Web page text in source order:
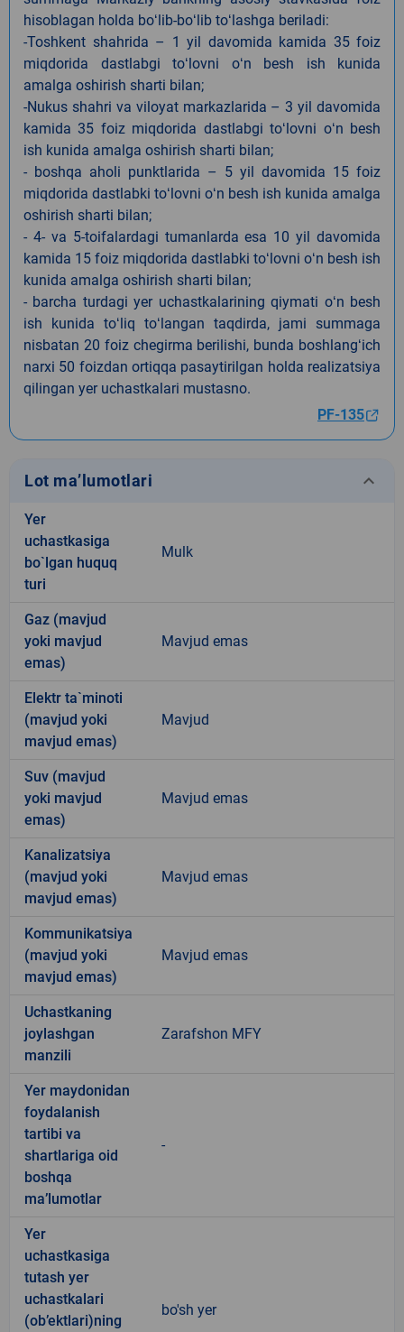
hisoblagan holda boʻlib-boʻlib toʻlashga beriladi:
-Toshkent shahrida – 1 yil davomida kamida 35 foiz
miqdorida dastlabgi toʻlovni oʻn besh ish kunida
amalga oshirish sharti bilan;
-Nukus shahri va viloyat markazlarida – 3 yil davomida
kamida 35 foiz miqdorida dastlabgi toʻlovni oʻn besh
ish kunida amalga oshirish sharti bilan;
- boshqa aholi punktlarida – 5 yil davomida 15 foiz
miqdorida dastlabki toʻlovni oʻn besh ish kunida amalga
oshirish sharti bilan;
- 4- va 5-toifalardagi tumanlarda esa 10 yil davomida
kamida 15 foiz miqdorida dastlabki toʻlovni oʻn besh ish
kunida amalga oshirish sharti bilan;
- barcha turdagi yer uchastkalarining qiymati oʻn besh
ish kunida toʻliq toʻlangan taqdirda, jami summaga
nisbatan 20 foiz chegirma berilishi, bunda boshlangʻich
narxi 50 foizdan ortiqqa pasaytirilgan holda realizatsiya
qilingan yer uchastkalari mustasno.
PF-135
Lot ma’lumotlari keyboard_arrow_down
Yer
uchastkasiga
bo`lgan huquq
turi
Mulk
Gaz (mavjud
yoki mavjud
emas)
Mavjud emas
Elektr ta`minoti
(mavjud yoki
mavjud emas)
Mavjud
Suv (mavjud
yoki mavjud
emas)
Mavjud emas
Kanalizatsiya
(mavjud yoki
mavjud emas)
Mavjud emas
Kommunikatsiya
(mavjud yoki
mavjud emas)
Mavjud emas
Uchastkaning
joylashgan
manzili
Zarafshon MFY
Yer maydonidan
foydalanish
tartibi va
shartlariga oid
boshqa
ma’lumotlar
-
Yer
uchastkasiga
tutash yer
uchastkalari
(ob’ektlari)ning
bo'sh yer